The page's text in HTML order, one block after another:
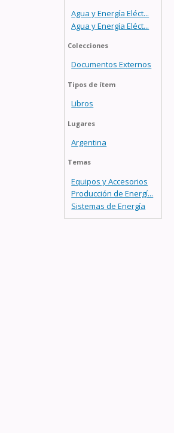
Agua y Energía Eléct...
Agua y Energía Eléct...
Colecciones
Documentos Externos
Tipos de ítem
Libros
Lugares
Argentina
Temas
Equipos y Accesorios
Producción de Energí...
Sistemas de Energía